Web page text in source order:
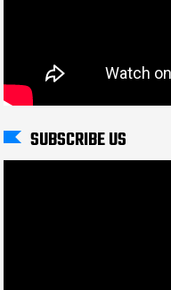
SUBSCRIBE US